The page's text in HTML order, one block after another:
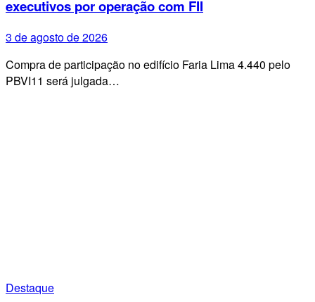
executivos por operação com FII
3 de agosto de 2026
Compra de participação no edifício Faria Lima 4.440 pelo
PBVI11 será julgada…
Destaque